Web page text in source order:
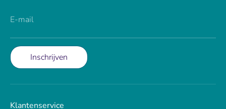
E-mail
Inschrijven
Klantenservice